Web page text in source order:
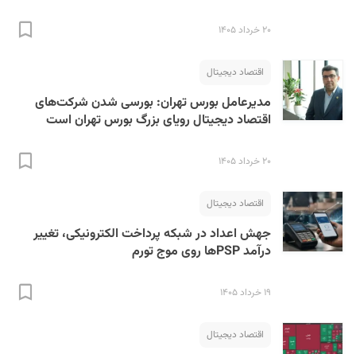
۲۰ خرداد ۱۴۰۵
اقتصاد دیجیتال
مدیرعامل بورس تهران: بورسی شدن شرکت‌های
اقتصاد دیجیتال رویای بزرگ بورس تهران است
۲۰ خرداد ۱۴۰۵
اقتصاد دیجیتال
جهش اعداد در شبکه پرداخت الکترونیکی، تغییر
درآمد PSPها روی موج تورم
۱۹ خرداد ۱۴۰۵
اقتصاد دیجیتال